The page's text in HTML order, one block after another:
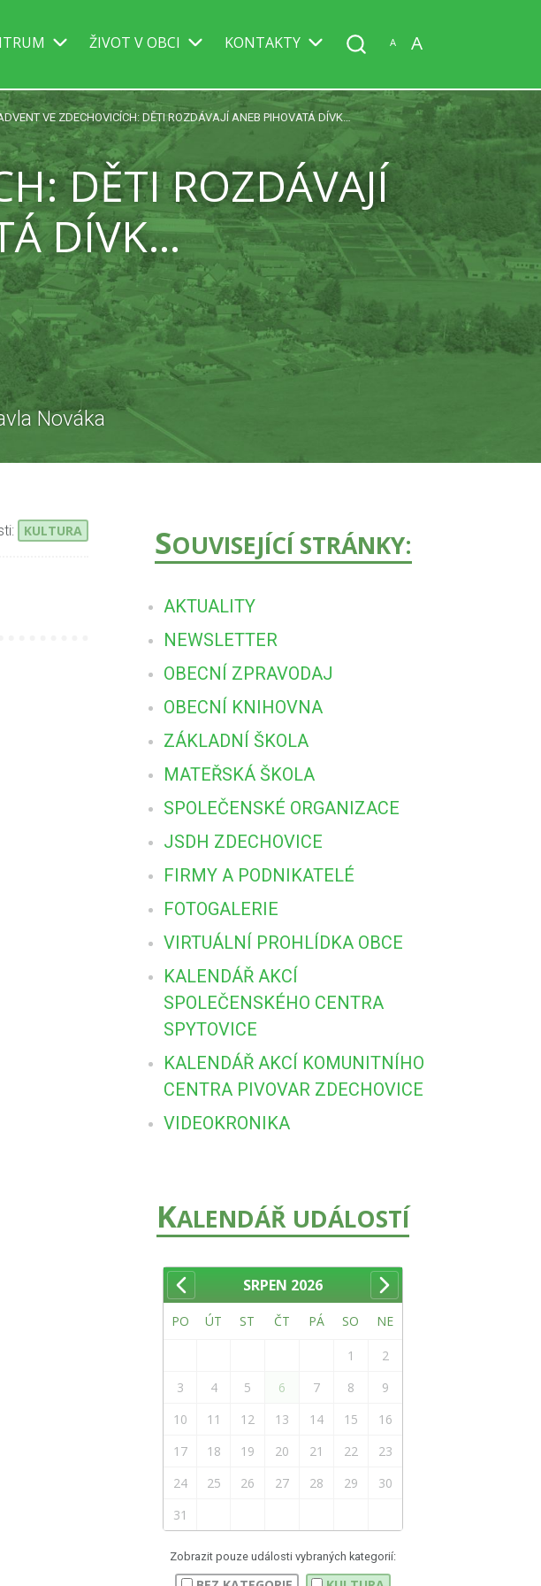
ŽIVOT V OBCI KONTAKTY A A
VE ZDECHOVICÍCH: DĚTI ROZDÁVAJÍ ANEB PIHOVATÁ DÍVK…
DĚTI ROZDÁVAJÍ
DÍVK…
Nováka
KULTURA SOUVISEJÍCÍ STRÁNKY:
AKTUALITY
NEWSLETTER
OBECNÍ ZPRAVODAJ
OBECNÍ KNIHOVNA
ZÁKLADNÍ ŠKOLA
MATEŘSKÁ ŠKOLA
SPOLEČENSKÉ ORGANIZACE
JSDH ZDECHOVICE
FIRMY A PODNIKATELÉ
FOTOGALERIE
VIRTUÁLNÍ PROHLÍDKA OBCE
KALENDÁŘ AKCÍ
SPOLEČENSKÉHO CENTRA
SPYTOVICE
KALENDÁŘ AKCÍ KOMUNITNÍHO
CENTRA PIVOVAR ZDECHOVICE
VIDEOKRONIKA
KALENDÁŘ UDÁLOSTÍ
SRPEN 2026
PO ÚT ST ČT PÁ SO NE
1
2
3
4 5 6 7 8
9
10
11 12 13 14 15
16
17
18 19 20 21 22
23
24
25 26 27 28 29
30
31
Zobrazit pouze události vybraných kategorií: